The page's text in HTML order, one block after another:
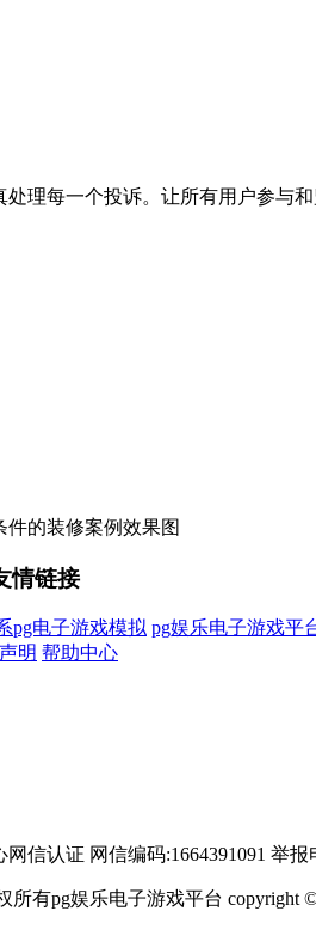
理每一个投诉。让所有用户参与和
的装修案例效果图
情链接
pg电子游戏模拟 pg娱乐电子游戏平
明 帮助中心
信认证 网信编码:1664391091 举报
有pg娱乐电子游戏平台 copyright ©